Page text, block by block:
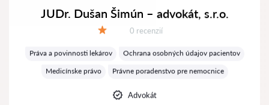
JUDr. Dušan Šimún – advokát, s.r.o.
Recenzií:
0 recenzií
Práva a povinnosti lekárov
Ochrana osobných údajov pacientov
Medicínske právo
Právne poradenstvo pre nemocnice
Advokát